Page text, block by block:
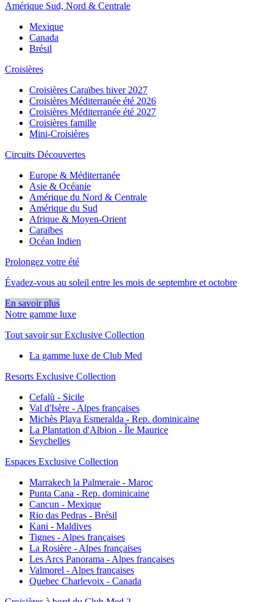
Amérique Sud, Nord & Centrale
Mexique
Canada
Brésil
Croisières
Croisières Caraïbes hiver 2027
Croisières Méditerranée été 2026
Croisières Méditerranée été 2027
Croisières famille
Mini-Croisières
Circuits Découvertes
Europe & Méditerranée
Asie & Océanie
Amérique du Nord & Centrale
Amérique du Sud
Afrique & Moyen-Orient
Caraïbes
Océan Indien
Prolongez votre été
Évadez-vous au soleil entre les mois de septembre et octobre
En savoir plus
Notre gamme luxe
Tout savoir sur Exclusive Collection
La gamme luxe de Club Med
Resorts Exclusive Collection
Cefalù - Sicile
Val d'Isère - Alpes françaises
Michès Playa Esmeralda - Rep. dominicaine
La Plantation d'Albion - Île Maurice
Seychelles
Espaces Exclusive Collection
Marrakech la Palmeraie - Maroc
Punta Cana - Rep. dominicaine
Cancun - Mexique
Rio das Pedras - Brésil
Kani - Maldives
Tignes - Alpes françaises
La Rosière - Alpes françaises
Les Arcs Panorama - Alpes françaises
Valmorel - Alpes françaises
Quebec Charlevoix - Canada